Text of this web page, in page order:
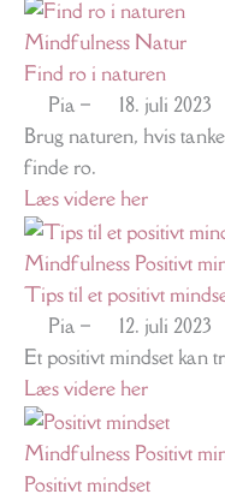
Mindfulness Natur
Find ro i naturen
Pia –
18. juli 2023
Brug naturen, hvis
finde ro.
Læs videre her
Mindfulness Positivt
Tips til et positivt
Pia –
12. juli 2023
Et positivt mindset kan
Læs videre her
Mindfulness Positivt
Positivt mindset